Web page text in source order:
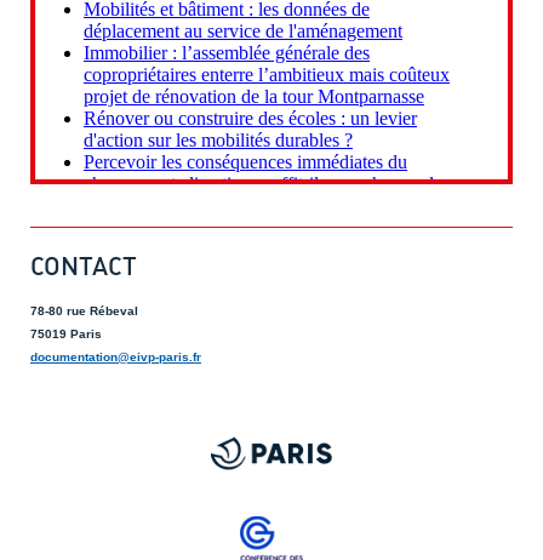
CONTACT
78-80 rue Rébeval
75019 Paris
documentation@eivp-paris.fr